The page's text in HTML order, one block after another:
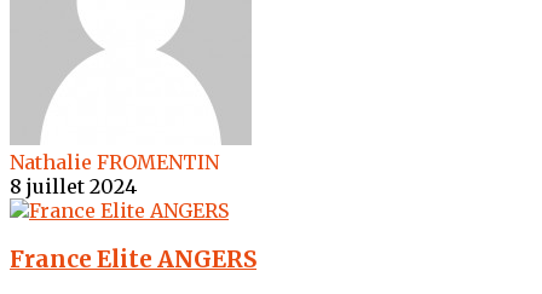
Nathalie FROMENTIN
8 juillet 2024
France Elite ANGERS